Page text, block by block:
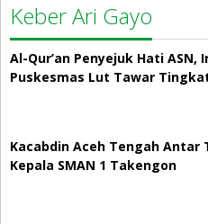
Keber Ari Gayo
Al-Qur’an Penyejuk Hati ASN,
Puskesmas Lut Tawar
Kacabdin Aceh Tengah Antar
Kepala SMAN 1 Takengon